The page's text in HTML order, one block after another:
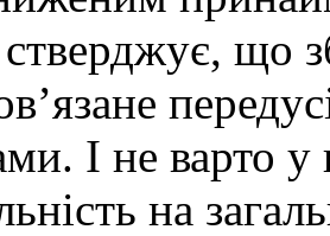
що
І не варто у
на